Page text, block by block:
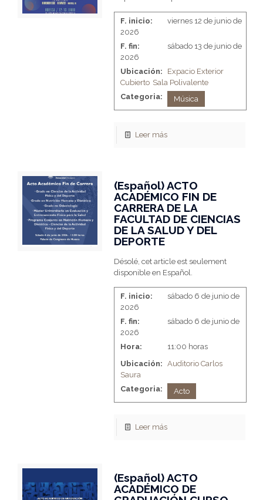
F. inicio:
viernes 12 de junio de
2026
F. fin:
sábado 13 de junio de
2026
Ubicación:
Expacio Exterior
Cubierto Sala Polivalente
Categoria:
Música
Leer más
(Español) ACTO
ACADÉMICO FIN DE
CARRERA DE LA
FACULTAD DE CIENCIAS
DE LA SALUD Y DEL
DEPORTE
Désolé, cet article est seulement
disponible en Español.
F. inicio:
sábado 6 de junio de
2026
F. fin:
sábado 6 de junio de
2026
Hora:
11:00 horas
Ubicación: Auditorio Carlos
Saura
Categoria:
Acto
Leer más
(Español) ACTO
ACADÉMICO DE